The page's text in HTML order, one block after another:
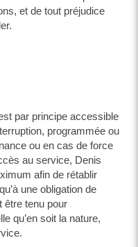
et de tout préjudice
par principe accessible
programmée ou
ou en cas de force
au service, Denis
afin de rétablir
une obligation de
être tenu pour
qu’en soit la nature,